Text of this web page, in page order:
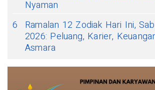
Nyaman
6
Ramalan 12 Zodiak Hari Ini,
2026: Peluang, Karier,
Asmara